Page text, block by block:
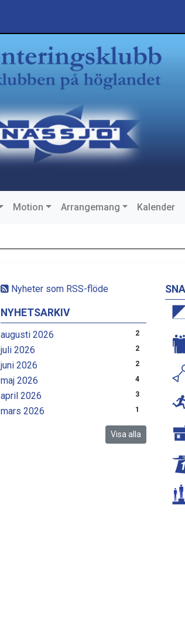
Motion Arrangemang Kalender
Nyheter som RSS-flöde
NYHETSARKIV
augusti 2026 2
juli 2026 2
juni 2026 2
maj 2026 4
april 2026 3
mars 2026 1
Visa alla